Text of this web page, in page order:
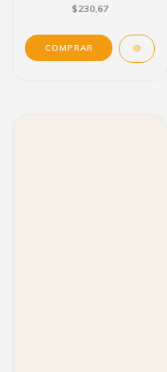
$230,67
COMPRAR